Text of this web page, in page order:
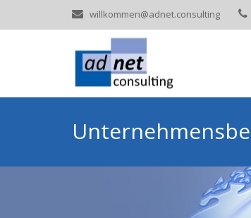
willkommen@adnet.consulting